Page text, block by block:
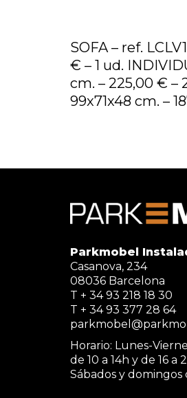
SOFA – ref.
€ – 1 ud.
cm. – 225,00 € –
99x71x48 cm. –
Parkmobel
Casanova, 234
08036 Barcelona
T + 34 93 218 18 30
T + 34 93 377 28 64
Horario: Lunes-
de 10 a 14h y de 16 a
Sábados y domingos